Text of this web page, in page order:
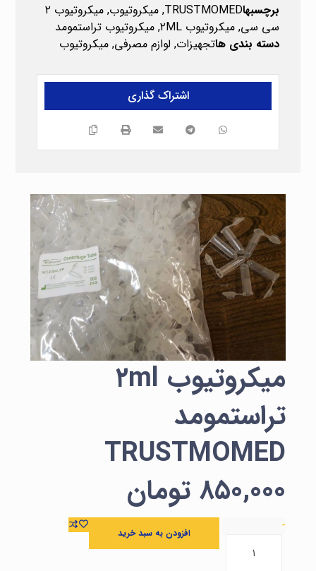
برچسبهاTRUSTMOMED
,میکروتیوب,
میکروتیوب ۲
سی سی,میکروتیوب ۲ML ,میکروتیوب تراستمومد
دسته بندی هاتجهیزات, لوازم مصرفی,میکروتیوب
میکروتیوب ۲ml
تراستمومد
TRUSTMOMED
۸۵۰,۰۰۰ تومان
- افزودن به سبد خرید